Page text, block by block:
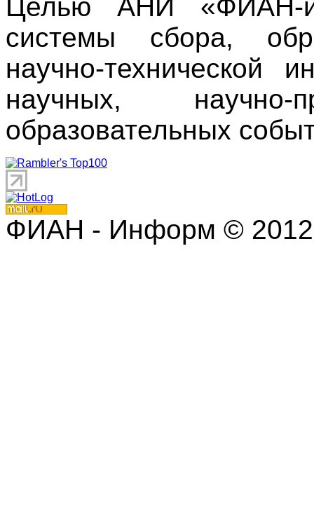
Целью АНИ «ФИАН-
системы сбора,
научно-технической
научных,
образовательных
ФИАН - Информ © 2012